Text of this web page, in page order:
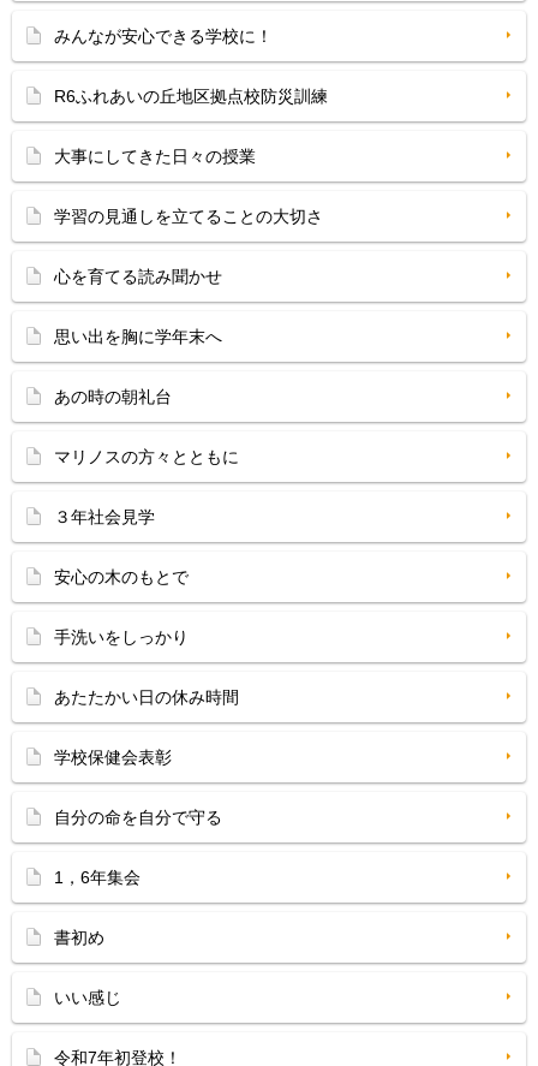
みんなが安心できる学校に！
R6ふれあいの丘地区拠点校防災訓練
大事にしてきた日々の授業
学習の見通しを立てることの大切さ
心を育てる読み聞かせ
思い出を胸に学年末へ
あの時の朝礼台
マリノスの方々とともに
３年社会見学
安心の木のもとで
手洗いをしっかり
あたたかい日の休み時間
学校保健会表彰
自分の命を自分で守る
1，6年集会
書初め
いい感じ
令和7年初登校！